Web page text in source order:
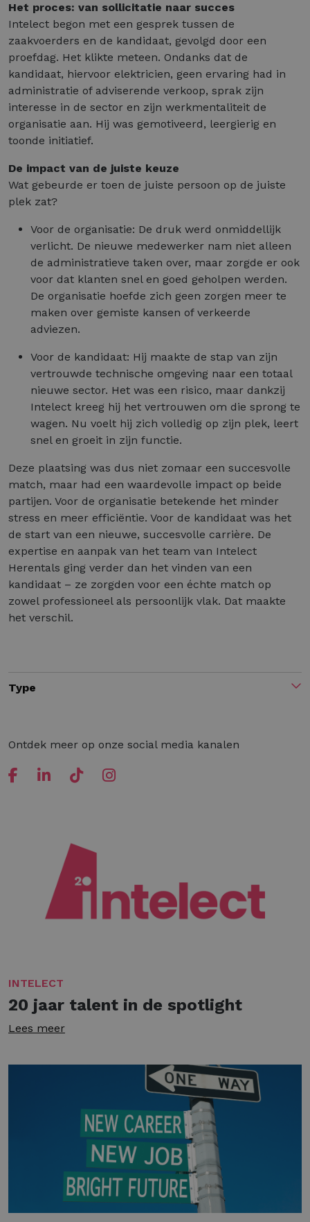
Het proces: van sollicitatie naar succes
Intelect begon met een gesprek tussen de
zaakvoerders en de kandidaat, gevolgd door een
proefdag. Het klikte meteen. Ondanks dat de
kandidaat, hiervoor elektricien, geen ervaring had in
administratie of adviserende verkoop, sprak zijn
interesse in de sector en zijn werkmentaliteit de
organisatie aan. Hij was gemotiveerd, leergierig en
toonde initiatief.
De impact van de juiste keuze
Wat gebeurde er toen de juiste persoon op de juiste
plek zat?
Voor de organisatie: De druk werd onmiddellijk
verlicht. De nieuwe medewerker nam niet alleen
de administratieve taken over, maar zorgde er ook
voor dat klanten snel en goed geholpen werden.
De organisatie hoefde zich geen zorgen meer te
maken over gemiste kansen of verkeerde
adviezen.
Voor de kandidaat: Hij maakte de stap van zijn
vertrouwde technische omgeving naar een totaal
nieuwe sector. Het was een risico, maar dankzij
Intelect kreeg hij het vertrouwen om die sprong te
wagen. Nu voelt hij zich volledig op zijn plek, leert
snel en groeit in zijn functie.
Deze plaatsing was dus niet zomaar een succesvolle
match, maar had een waardevolle impact op beide
partijen. Voor de organisatie betekende het minder
stress en meer efficiëntie. Voor de kandidaat was het
de start van een nieuwe, succesvolle carrière. De
expertise en aanpak van het team van Intelect
Herentals ging verder dan het vinden van een
kandidaat – ze zorgden voor een échte match op
zowel professioneel als persoonlijk vlak. Dat maakte
het verschil.
Type
Ontdek meer op onze social media kanalen
INTELECT
20 jaar talent in de spotlight
Lees meer